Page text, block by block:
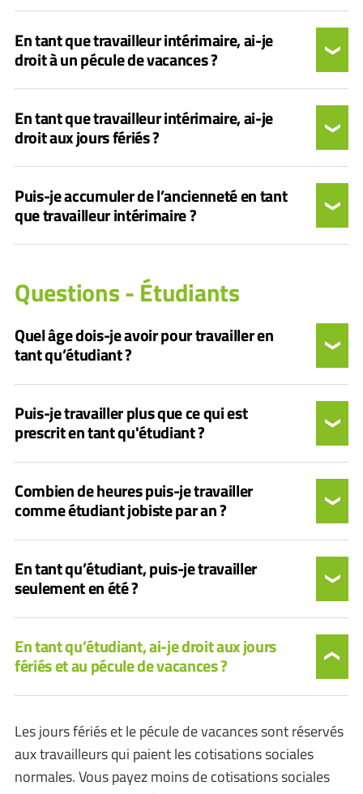
En tant que travailleur intérimaire, ai-je
droit à un pécule de vacances ?
En tant que travailleur intérimaire, ai-je
droit aux jours fériés ?
Puis-je accumuler de l’ancienneté en tant
que travailleur intérimaire ?
Questions - Étudiants
Quel âge dois-je avoir pour travailler en
tant qu’étudiant ?
Puis-je travailler plus que ce qui est
prescrit en tant qu'étudiant ?
Combien de heures puis-je travailler
comme étudiant jobiste par an ?
En tant qu’étudiant, puis-je travailler
seulement en été ?
En tant qu’étudiant, ai-je droit aux jours
fériés et au pécule de vacances ?
Les jours fériés et le pécule de vacances sont réservés
aux travailleurs qui paient les cotisations sociales
normales. Vous payez moins de cotisations sociales